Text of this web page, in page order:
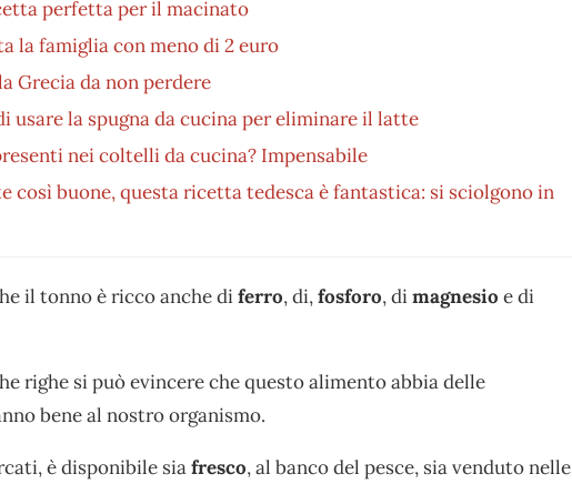
perfetta per il macinato
la famiglia con meno di 2 euro
Grecia da non perdere
usare la spugna da cucina per eliminare il latte
nei coltelli da cucina? Impensabile
così buone, questa ricetta tedesca è fantastica: si sciolgono in
il tonno è ricco anche diferro, di,fosforo, dimagnesio e di
righe si può evincere che questo alimento abbia delle
bene al nostro organismo.
è disponibile siafresco, al banco del pesce, sia venduto nelle